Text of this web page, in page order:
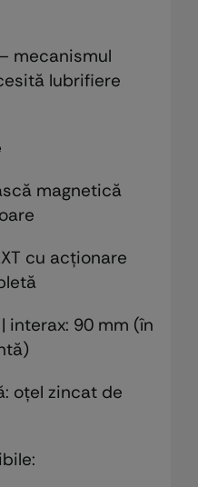
mecanismul
lubrifiere
magnetică
cu acționare
interax: 90 mm (în
oțel zincat de